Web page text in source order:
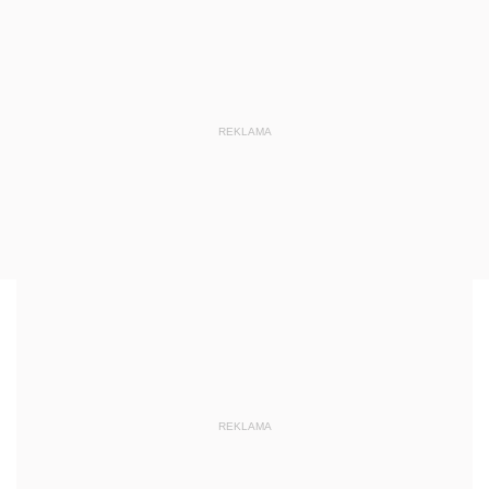
REKLAMA
REKLAMA